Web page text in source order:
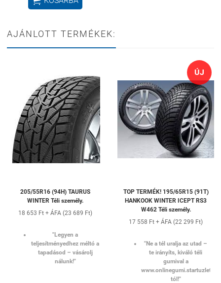
AJÁNLOTT TERMÉKEK:
205/55R16 (94H) TAURUS
WINTER Téli személy.
18 653 Ft + ÁFA (23 689 Ft)
"Legyen a
teljesítményedhez méltó a
tapadásod – vásárolj
nálunk!"
ÚJ
TOP TERMÉK! 195/65R15 (91T)
HANKOOK WINTER ICEPT RS3
W462 Téli személy.
17 558 Ft + ÁFA (22 299 Ft)
"Ne a tél uralja az utad –
te irányíts, kiváló téli
gumival a
tól!"